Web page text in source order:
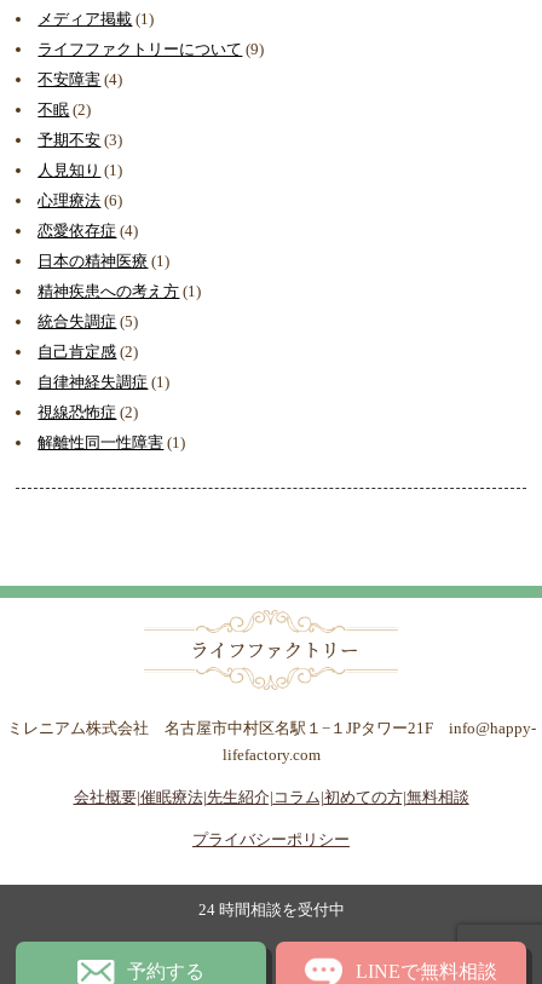
メディア掲載 (1)
ライフファクトリーについて (9)
不安障害 (4)
不眠 (2)
予期不安 (3)
人見知り (1)
心理療法 (6)
恋愛依存症 (4)
日本の精神医療 (1)
精神疾患への考え方 (1)
統合失調症 (5)
自己肯定感 (2)
自律神経失調症 (1)
視線恐怖症 (2)
解離性同一性障害 (1)
ミレニアム株式会社 名古屋市中村区名駅１−１JPタワー21F info@happy-
lifefactory.com
会社概要|催眠療法|先生紹介| コラム|初めての方|無料相談
プライバシーポリシー
24 時間相談を受付中
予約する LINEで無料相談